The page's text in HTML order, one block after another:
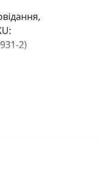
2)
ви
з доставкою